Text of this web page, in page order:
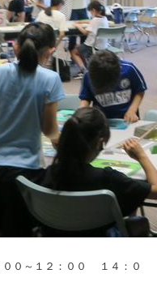
０～１２：００ １４：０